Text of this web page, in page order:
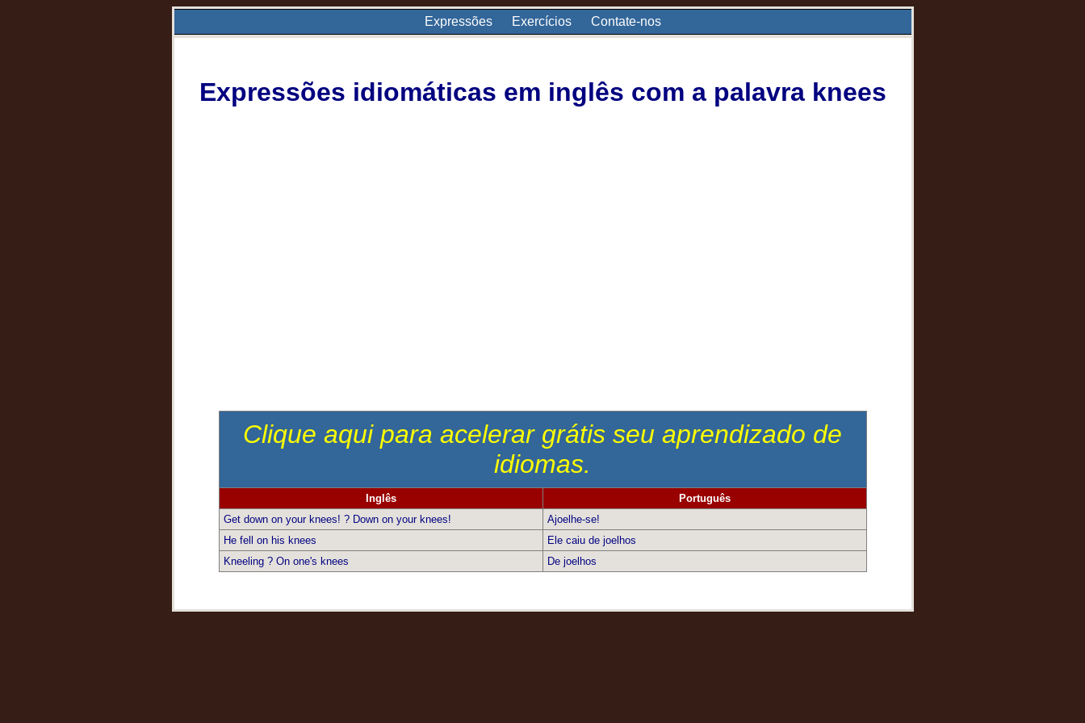
Expressões Exercícios Contate-nos
Expressões idiomáticas em inglês com a palavra knees
Clique aqui para acelerar grátis seu aprendizado de
idiomas.
Inglês
Português
Get down on your knees! ? Down on your knees!
Ajoelhe-se!
He fell on his knees
Ele caiu de joelhos
Kneeling ? On one's knees
De joelhos